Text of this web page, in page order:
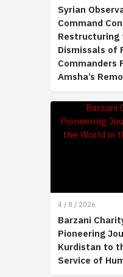
Syrian
Command
Restructuring
Dismissals of
Commanders
Amsha’s
4 / 8 / 2026
Barzani
Pioneering
Kurdistan to
Service of